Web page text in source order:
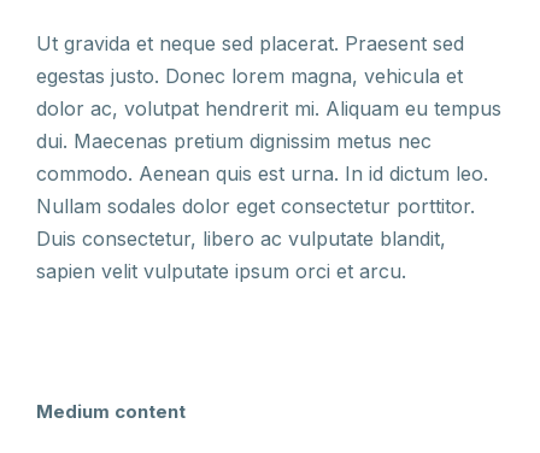
Ut gravida et neque sed placerat. Praesent sed
egestas justo. Donec lorem magna, vehicula et
dolor ac, volutpat hendrerit mi. Aliquam eu tempus
dui. Maecenas pretium dignissim metus nec
commodo. Aenean quis est urna. In id dictum leo.
Nullam sodales dolor eget consectetur porttitor.
Duis consectetur, libero ac vulputate blandit,
sapien velit vulputate ipsum orci et arcu.
Medium content